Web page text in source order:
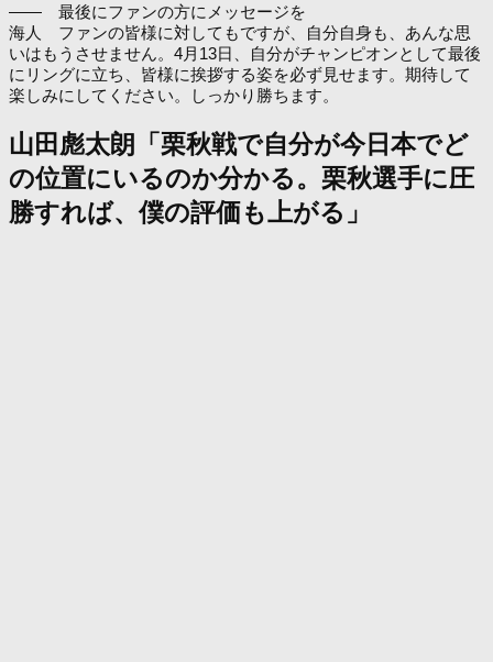
―― 最後にファンの方にメッセージを
海人 ファンの皆様に対してもですが、自分自身も、あんな思
いはもうさせません。4月13日、自分がチャンピオンとして最後
にリングに立ち、皆様に挨拶する姿を必ず見せます。期待して
楽しみにしてください。しっかり勝ちます。
山田彪太朗「栗秋戦で自分が今日本でど
の位置にいるのか分かる。栗秋選手に圧
勝すれば、僕の評価も上がる」